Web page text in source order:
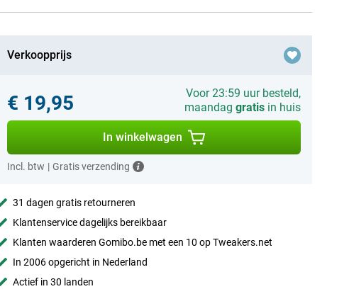
Verkoopprijs
€ 19,95
Voor 23:59 uur besteld,
maandag gratisin huis
In winkelwagen
Incl. btw | Gratis verzending
31 dagen gratis retourneren
Klantenservice dagelijks bereikbaar
Klanten waarderen Gomibo.be met een 10 op Tweakers.net
In 2006 opgericht in Nederland
Actief in 30 landen